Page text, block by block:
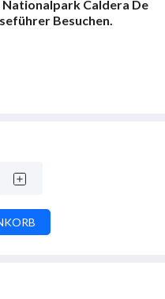
Nationalpark Caldera De
Besuchen.